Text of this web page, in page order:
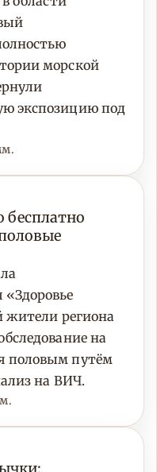
морской
экспозицию под
жители региона
на
половым путём
на ВИЧ.